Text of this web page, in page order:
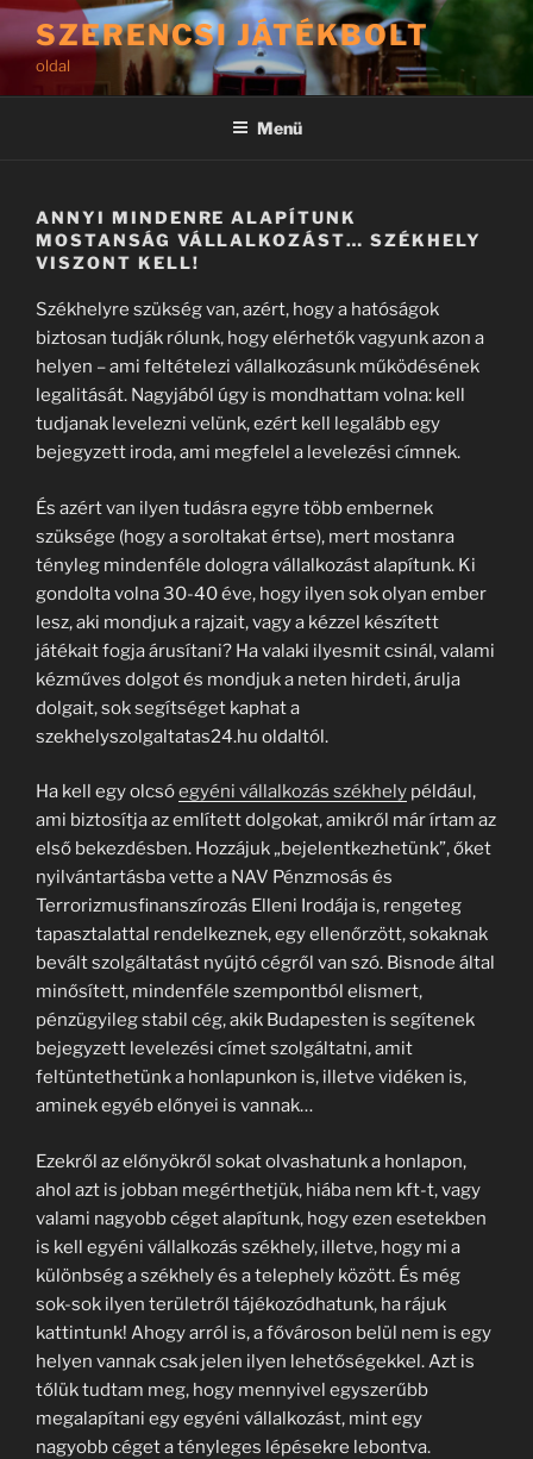
Tartalomhoz
SZERENCSI JÁTÉKBOLT
oldal
Menü
ANNYI MINDENRE ALAPÍTUNK
MOSTANSÁG VÁLLALKOZÁST… SZÉKHELY
VISZONT KELL!
Székhelyre szükség van, azért, hogy a hatóságok
biztosan tudják rólunk, hogy elérhetők vagyunk azon a
helyen – ami feltételezi vállalkozásunk működésének
legalitását. Nagyjából úgy is mondhattam volna: kell
tudjanak levelezni velünk, ezért kell legalább egy
bejegyzett iroda, ami megfelel a levelezési címnek.
És azért van ilyen tudásra egyre több embernek
szüksége (hogy a soroltakat értse), mert mostanra
tényleg mindenféle dologra vállalkozást alapítunk. Ki
gondolta volna 30-40 éve, hogy ilyen sok olyan ember
lesz, aki mondjuk a rajzait, vagy a kézzel készített
játékait fogja árusítani? Ha valaki ilyesmit csinál, valami
kézműves dolgot és mondjuk a neten hirdeti, árulja
dolgait, sok segítséget kaphat a
szekhelyszolgaltatas24.hu oldaltól.
Ha kell egy olcsóegyéni vállalkozás székhely például,
ami biztosítja az említett dolgokat, amikről már írtam az
első bekezdésben. Hozzájuk „bejelentkezhetünk”, őket
nyilvántartásba vette a NAV Pénzmosás és
Terrorizmusfinanszírozás Elleni Irodája is, rengeteg
tapasztalattal rendelkeznek, egy ellenőrzött, sokaknak
bevált szolgáltatást nyújtó cégről van szó. Bisnode által
minősített, mindenféle szempontból elismert,
pénzügyileg stabil cég, akik Budapesten is segítenek
bejegyzett levelezési címet szolgáltatni, amit
feltüntethetünk a honlapunkon is, illetve vidéken is,
aminek egyéb előnyei is vannak…
Ezekről az előnyökről sokat olvashatunk a honlapon,
ahol azt is jobban megérthetjük, hiába nem kft-t, vagy
valami nagyobb céget alapítunk, hogy ezen esetekben
is kell egyéni vállalkozás székhely, illetve, hogy mi a
különbség a székhely és a telephely között. És még
sok-sok ilyen területről tájékozódhatunk, ha rájuk
kattintunk! Ahogy arról is, a fővároson belül nem is egy
helyen vannak csak jelen ilyen lehetőségekkel. Azt is
tőlük tudtam meg, hogy mennyivel egyszerűbb
megalapítani egy egyéni vállalkozást, mint egy
nagyobb céget a tényleges lépésekre lebontva.